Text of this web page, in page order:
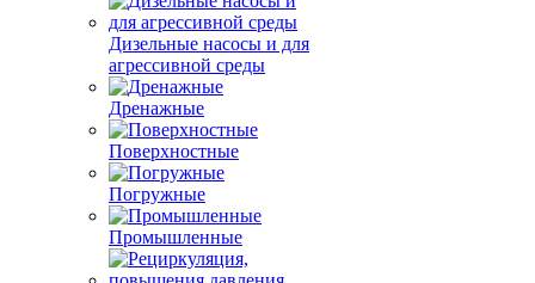
Дизельные насосы и для
агрессивной среды
Дренажные
Поверхностные
Погружные
Промышленные